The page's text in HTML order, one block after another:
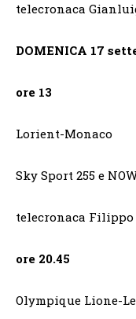
telecronaca
DOMENICA 17
ore 13
Sky Sport 255
telecronaca
ore
Olympique